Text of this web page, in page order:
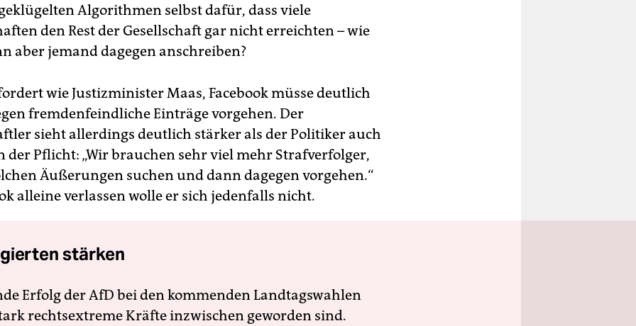
Algorithmen selbst dafür, dass viele
den Rest der Gesellschaft gar nicht erreichten – wie
aber jemand dagegen anschreiben?
wie Justizminister Maas, Facebook müsse deutlich
fremdenfeindliche Einträge vorgehen. Der
sieht allerdings deutlich stärker als der Politiker auch
der Pflicht: „Wir brauchen sehr viel mehr Strafverfolger,
Äußerungen suchen und dann dagegen vorgehen.“
alleine verlassen wolle er sich jedenfalls nicht.
stärken
Erfolg der AfD bei den kommenden Landtagswahlen
rechtsextreme Kräfte inzwischen geworden sind.